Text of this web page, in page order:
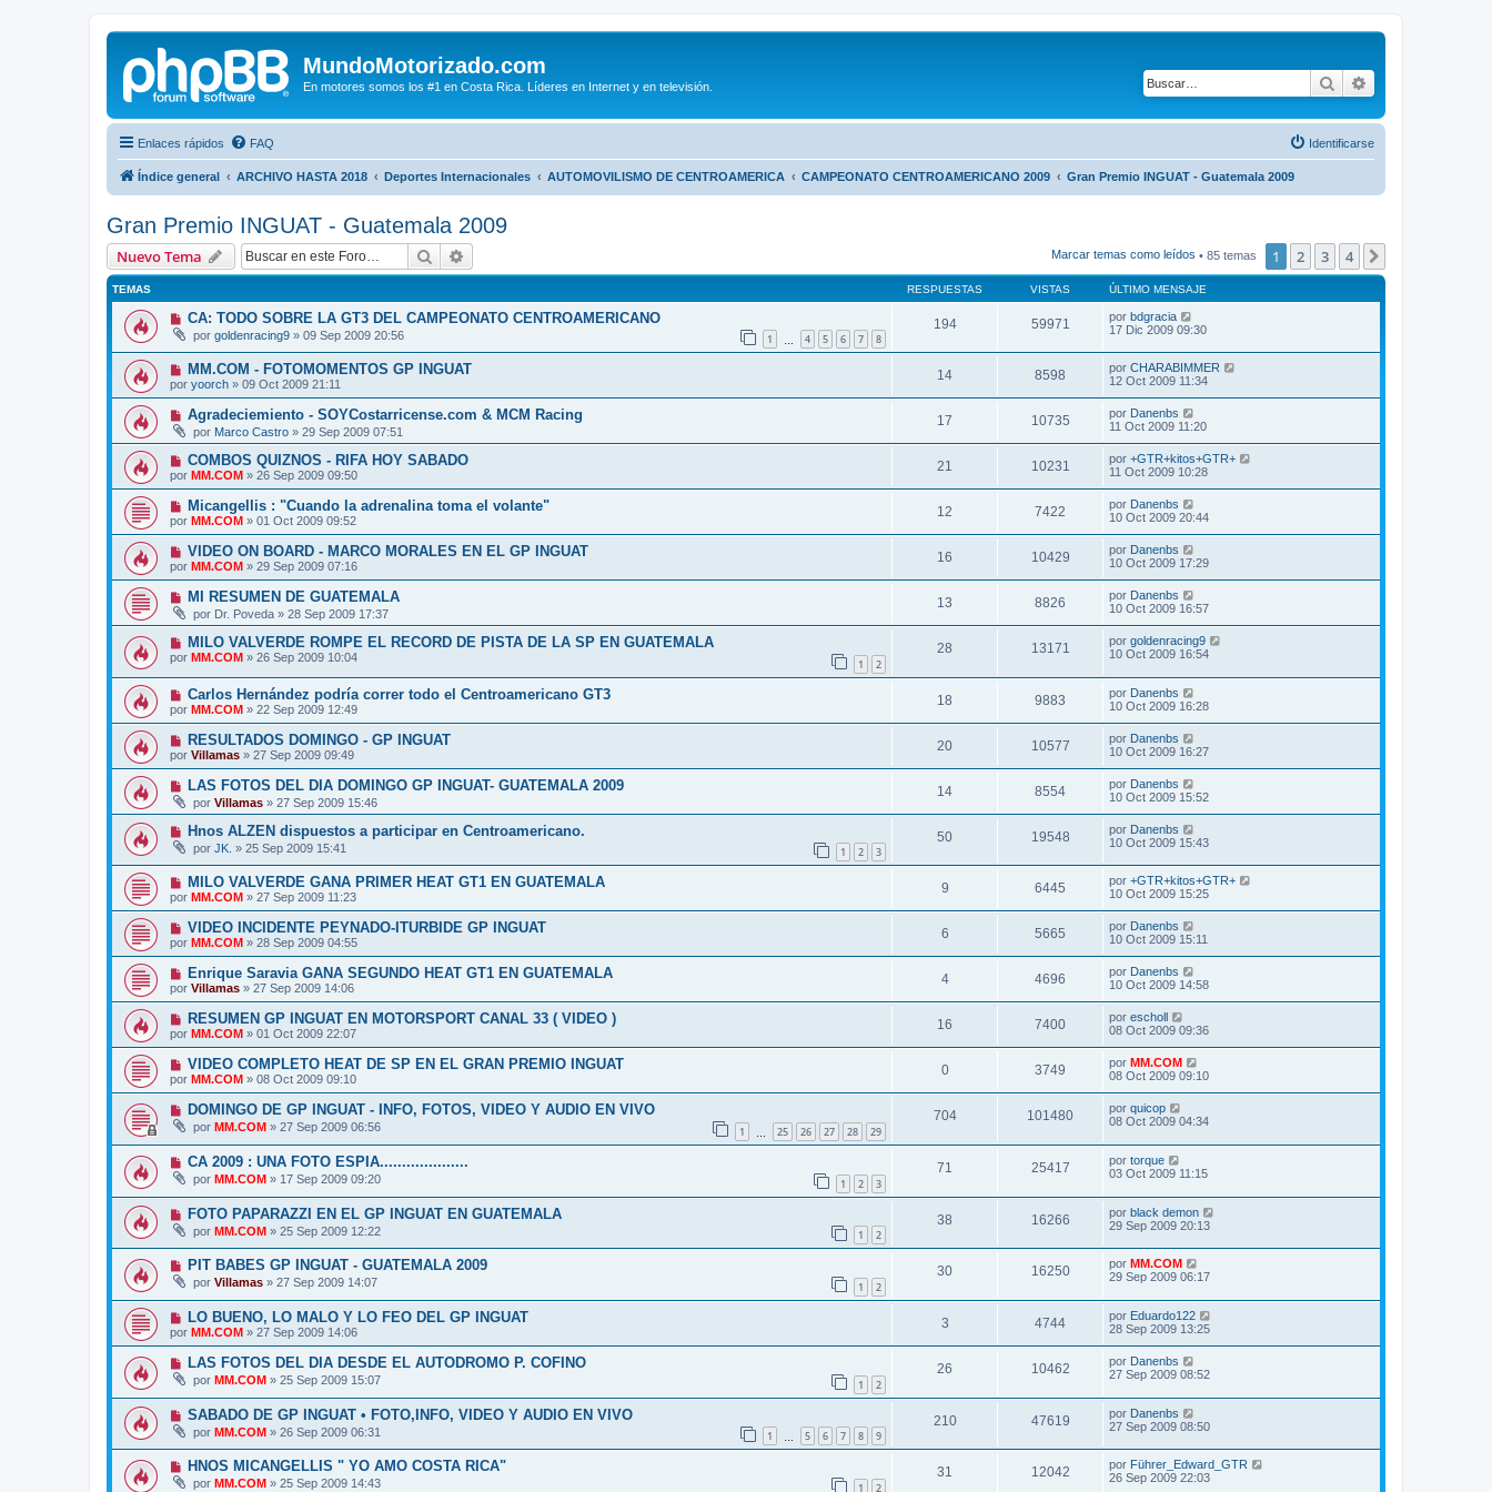
MundoMotorizado.com
En motores somos los #1 en Costa Rica. Líderes en Internet y en televisión. Buscar
Enlaces rápidos FAQ Identificarse
Índice general ARCHIVO HASTA 2018 Deportes Internacionales AUTOMOVILISMO DE CENTROAMERICA CAMPEONATO CENTROAMERICANO 2009 Gran Premio INGUAT - Guatemala 2009
Gran Premio INGUAT - Guatemala 2009
Nuevo Tema Buscar Marcar temas como leídos • 85 temas 1 2 3 4
TEMAS RESPUESTAS VISTAS ÚLTIMO MENSAJE
CA: TODO SOBRE LA GT3 DEL CAMPEONATO CENTROAMERICANO
por goldenracing9 » 09 Sep 2009 20:56 1 4 5 6 7 8
194 59971 por bdgracia
17 Dic 2009 09:30
MM.COM - FOTOMOMENTOS GP INGUAT
por yoorch » 09 Oct 2009 21:11
14 8598 por CHARABIMMER
12 Oct 2009 11:34
Agradeciemiento - SOYCostarricense.com & MCM Racing
por Marco Castro » 29 Sep 2009 07:51
17 10735 por Danenbs
11 Oct 2009 11:20
COMBOS QUIZNOS - RIFA HOY SABADO
por MM.COM » 26 Sep 2009 09:50
21 10231 por +GTR+kitos+GTR+
11 Oct 2009 10:28
Micangellis : "Cuando la adrenalina toma el volante"
por MM.COM » 01 Oct 2009 09:52
12 7422 por Danenbs
10 Oct 2009 20:44
VIDEO ON BOARD - MARCO MORALES EN EL GP INGUAT
por MM.COM » 29 Sep 2009 07:16
16 10429 por Danenbs
10 Oct 2009 17:29
MI RESUMEN DE GUATEMALA
por Dr. Poveda » 28 Sep 2009 17:37
13 8826 por Danenbs
10 Oct 2009 16:57
MILO VALVERDE ROMPE EL RECORD DE PISTA DE LA SP EN GUATEMALA
por MM.COM » 26 Sep 2009 10:04 1 2
28 13171 por goldenracing9
10 Oct 2009 16:54
Carlos Hernández podría correr todo el Centroamericano GT3
por MM.COM » 22 Sep 2009 12:49
18 9883 por Danenbs
10 Oct 2009 16:28
RESULTADOS DOMINGO - GP INGUAT
por Villamas » 27 Sep 2009 09:49
20 10577 por Danenbs
10 Oct 2009 16:27
LAS FOTOS DEL DIA DOMINGO GP INGUAT- GUATEMALA 2009
por Villamas » 27 Sep 2009 15:46
14 8554 por Danenbs
10 Oct 2009 15:52
Hnos ALZEN dispuestos a participar en Centroamericano.
por JK. » 25 Sep 2009 15:41 1 2 3
50 19548 por Danenbs
10 Oct 2009 15:43
MILO VALVERDE GANA PRIMER HEAT GT1 EN GUATEMALA
por MM.COM » 27 Sep 2009 11:23
9 6445 por +GTR+kitos+GTR+
10 Oct 2009 15:25
VIDEO INCIDENTE PEYNADO-ITURBIDE GP INGUAT
por MM.COM » 28 Sep 2009 04:55
6 5665 por Danenbs
10 Oct 2009 15:11
Enrique Saravia GANA SEGUNDO HEAT GT1 EN GUATEMALA
por Villamas » 27 Sep 2009 14:06
4 4696 por Danenbs
10 Oct 2009 14:58
RESUMEN GP INGUAT EN MOTORSPORT CANAL 33 ( VIDEO )
por MM.COM » 01 Oct 2009 22:07
16 7400 por escholl
08 Oct 2009 09:36
VIDEO COMPLETO HEAT DE SP EN EL GRAN PREMIO INGUAT
por MM.COM » 08 Oct 2009 09:10
0 3749 por MM.COM
08 Oct 2009 09:10
DOMINGO DE GP INGUAT - INFO, FOTOS, VIDEO Y AUDIO EN VIVO
por MM.COM » 27 Sep 2009 06:56 1 25 26 27 28 29
704 101480 por quicop
08 Oct 2009 04:34
CA 2009 : UNA FOTO ESPIA....................
por MM.COM » 17 Sep 2009 09:20 1 2 3
71 25417 por torque
03 Oct 2009 11:15
FOTO PAPARAZZI EN EL GP INGUAT EN GUATEMALA
por MM.COM » 25 Sep 2009 12:22 1 2
38 16266 por black demon
29 Sep 2009 20:13
PIT BABES GP INGUAT - GUATEMALA 2009
por Villamas » 27 Sep 2009 14:07 1 2
30 16250 por MM.COM
29 Sep 2009 06:17
LO BUENO, LO MALO Y LO FEO DEL GP INGUAT
por MM.COM » 27 Sep 2009 14:06
3 4744 por Eduardo122
28 Sep 2009 13:25
LAS FOTOS DEL DIA DESDE EL AUTODROMO P. COFINO
por MM.COM » 25 Sep 2009 15:07 1 2
26 10462 por Danenbs
27 Sep 2009 08:52
SABADO DE GP INGUAT • FOTO,INFO, VIDEO Y AUDIO EN VIVO
por MM.COM » 26 Sep 2009 06:31 1 5 6 7 8 9
210 47619 por Danenbs
27 Sep 2009 08:50
HNOS MICANGELLIS " YO AMO COSTA RICA"
por MM.COM » 25 Sep 2009 14:43 1 2
31 12042 por Führer_Edward_GTR
26 Sep 2009 22:03